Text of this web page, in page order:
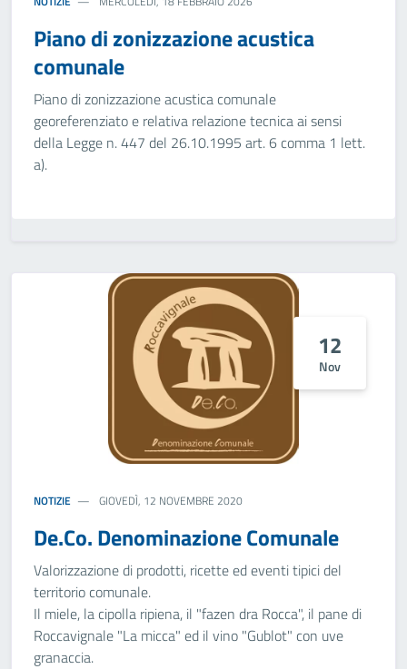
Piano di zonizzazione acustica
comunale
Piano di zonizzazione acustica comunale
georeferenziato e relativa relazione tecnica ai sensi
della Legge n. 447 del 26.10.1995 art. 6 comma 1 lett.
a).
12
Nov
NOTIZIE GIOVEDÌ, 12 NOVEMBRE 2020
De.Co. Denominazione Comunale
Valorizzazione di prodotti, ricette ed eventi tipici del
territorio comunale.
Il miele, la cipolla ripiena, il "fazen dra Rocca", il pane di
Roccavignale "La micca" ed il vino "Gublot" con uve
granaccia.